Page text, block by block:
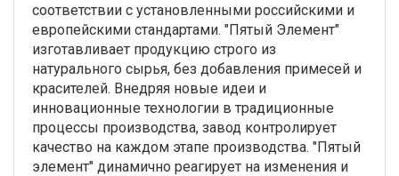
соответствии с установленными российскими и
европейскими стандартами. "Пятый Элемент"
изготавливает продукцию строго из
натурального сырья, без добавления примесей и
красителей. Внедряя новые идеи и
инновационные технологии в традиционные
процессы производства, завод контролирует
качество на каждом этапе производства. "Пятый
элемент" динамично реагирует на изменения и